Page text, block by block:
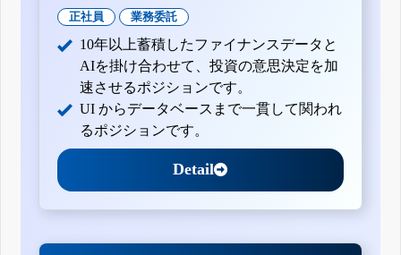
正社員 業務委託
10年以上蓄積したファイナンスデータと
AIを掛け合わせて、投資の意思決定を加
速させるポジションです。
UI からデータベースまで一貫して関われ
るポジションです。
Detail